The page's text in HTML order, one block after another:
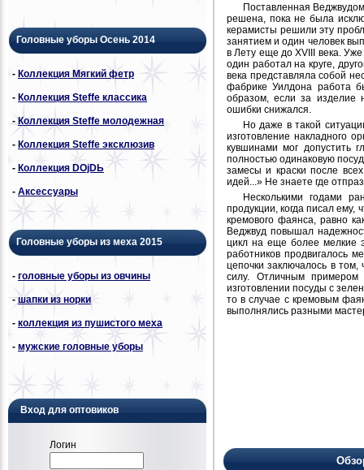
Головные уборы Осень 2014
- Коллекция Мягкий фетр
- Коллекция Steffe классика
-Коллекция Steffe молодежная
- Коллекция Steffe эксклюзив
- Коллекция DОjDЬ
- Аксессуары
Головные уборы из меха 2015
- головные уборы из овчины
-шапки из норки
- коллекция из пушистого меха
- мужские головные уборы
Вход для оптовиков
Логин
Поставленная
решена, пока не была
керамисты решили эту
занятием и один человек
в Лету еще до XVIII века.
один работал на круге,
века представляла собой
фабрике Уилдона работа
образом, если за изделие
ошибки снижался.
Но даже в такой
изготовление накладного
кувшинами мог допустить
полностью одинаковую
замесы и краски после
идей...» Не знаете где
Несколькими годами
продукции, когда писал
кремового фаянса, равно
Веджвуд повышал
цикл на еще более мелкие
работников продвигалось
цепочки заключалось в
силу. Отличным примером
изготовлении посуды с
то в случае с кремовым
выполнялись разными